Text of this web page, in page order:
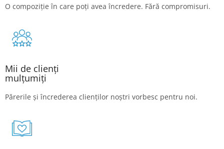
O compoziție în care poți avea încredere. Fără compromisuri.
Mii de clienți
mulțumiți
Părerile și încrederea clienților noștri vorbesc pentru noi.